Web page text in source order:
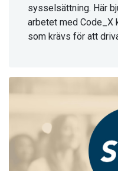
sysselsättning. Här
arbetet med Code_X
som krävs för att